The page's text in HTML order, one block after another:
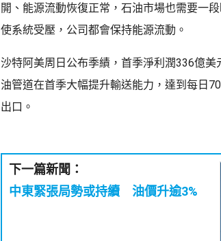
開、能源流動恢復正常，石油市場也需要一
使系統受壓，公司都會保持能源流動。
沙特阿美周日公布季績，首季淨利潤336億
油管道在首季大幅提升輸送能力，達到每日
出口。
下一篇新聞：
中東緊張局勢或持續 油價升逾3%